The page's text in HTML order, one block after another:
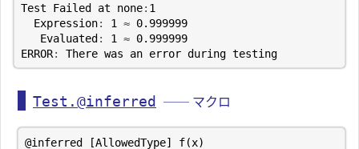
Test
Failed at none: 1
Expression: 1 ≈ 0.999999
Evaluated: 1 ≈ 0.999999
ERROR: There was an error during testing
Test.@inferred ── マクロ